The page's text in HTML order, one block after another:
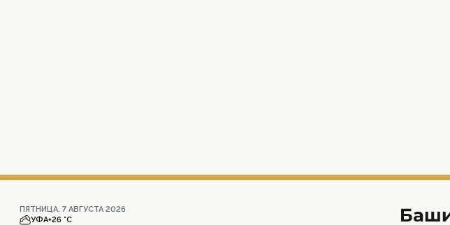
ПЯТНИЦА, 7 АВГУСТА 2026
УФА+26 °С